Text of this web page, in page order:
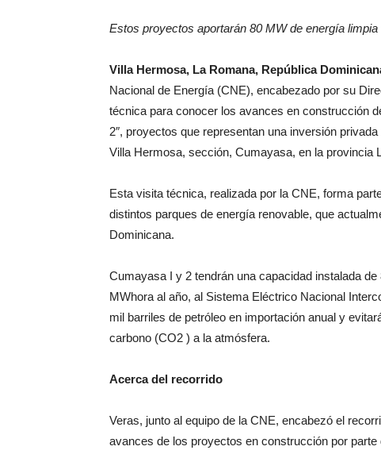
Estos proyectos aportarán 80 MW de energía
Villa Hermosa, La Romana, República
Nacional de Energía (CNE), encabezado por su
técnica para conocer los avances en construcción
2″, proyectos que representan una inversión
Villa Hermosa, sección, Cumayasa, en la provincia
Esta visita técnica, realizada por la CNE, forma
distintos parques de energía renovable, que
Dominicana.
Cumayasa I y 2 tendrán una capacidad instalada
MWhora al año, al Sistema Eléctrico Nacional
mil barriles de petróleo en importación anual y
carbono (CO2 ) a la atmósfera.
Acerca del recorrido
Veras, junto al equipo de la CNE, encabezó el
avances de los proyectos en construcción por